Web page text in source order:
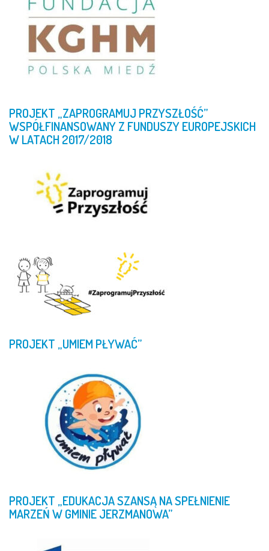
PROJEKT „ZAPROGRAMUJ PRZYSZŁOŚĆ”
WSPÓŁFINANSOWANYZ FUNDUSZYEUROPEJSKICH
WLATACH2017/2018
PROJEKT „UMIEMPŁYWAĆ”
PROJEKT „EDUKACJASZANSĄNASPEŁNIENIE
MARZEŃWGMINIEJERZMANOWA”